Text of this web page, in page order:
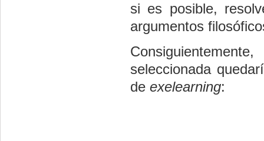
si es posible,
argumentos
seleccionada
de exelearning: